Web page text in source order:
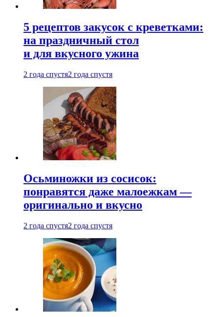
5 рецептов закусок с креветками:
на праздничный стол
и для вкусного ужина
2 года спустя2 года спустя
Осьминожки из сосисок:
понравятся даже малоежкам —
оригинально и вкусно
2 года спустя2 года спустя